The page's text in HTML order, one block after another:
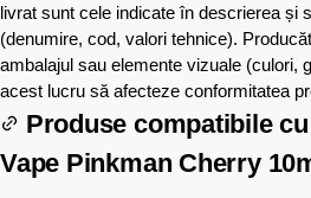
livrat sunt cele indicate în descrierea și
(denumire, cod, valori tehnice).
ambalajul sau elemente vizuale (culori,
acest lucru să afecteze conformitatea
Produse compatibile cu
Vape Pinkman Cherry